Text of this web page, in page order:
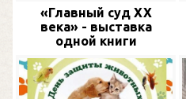
«Главный суд XX
века» - выставка
одной книги